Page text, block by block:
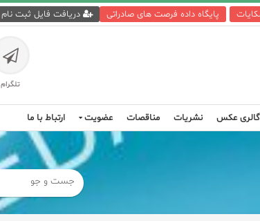
دریافت فایل ثبت نام پایگاه داده فرصت های صادراتی
تلگرام
گالری عکس نشریات مناقصات عضویت ارتباط با ما